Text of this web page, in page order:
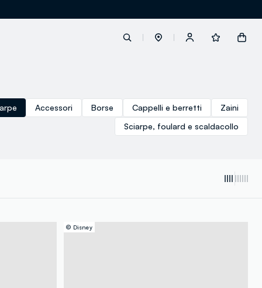
button.loginandregister
loyalty.euro.points
Accessori Borse Cappelli e berretti
Zaini
Sciarpe, foulard e scaldacollo
© Disney